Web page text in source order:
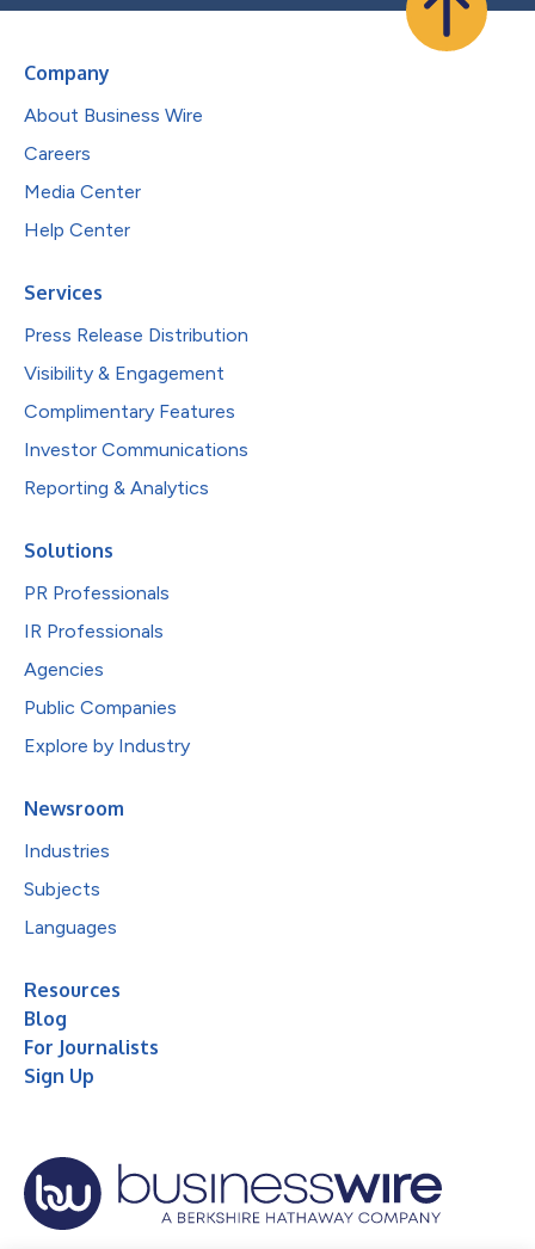
Company
About Business Wire
Careers
Media Center
Help Center
Services
Press Release Distribution
Visibility & Engagement
Complimentary Features
Investor Communications
Reporting & Analytics
Solutions
PR Professionals
IR Professionals
Agencies
Public Companies
Explore by Industry
Newsroom
Industries
Subjects
Languages
Resources
Blog
For Journalists
Sign Up